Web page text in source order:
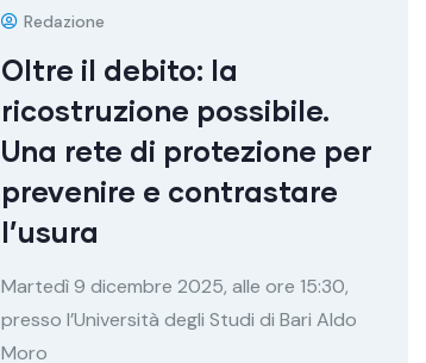
Redazione
Oltre il debito: la
ricostruzione possibile.
Una rete di protezione per
prevenire e contrastare
l’usura
Martedì 9 dicembre 2025, alle ore 15:30,
presso l’Università degli Studi di Bari Aldo
Moro